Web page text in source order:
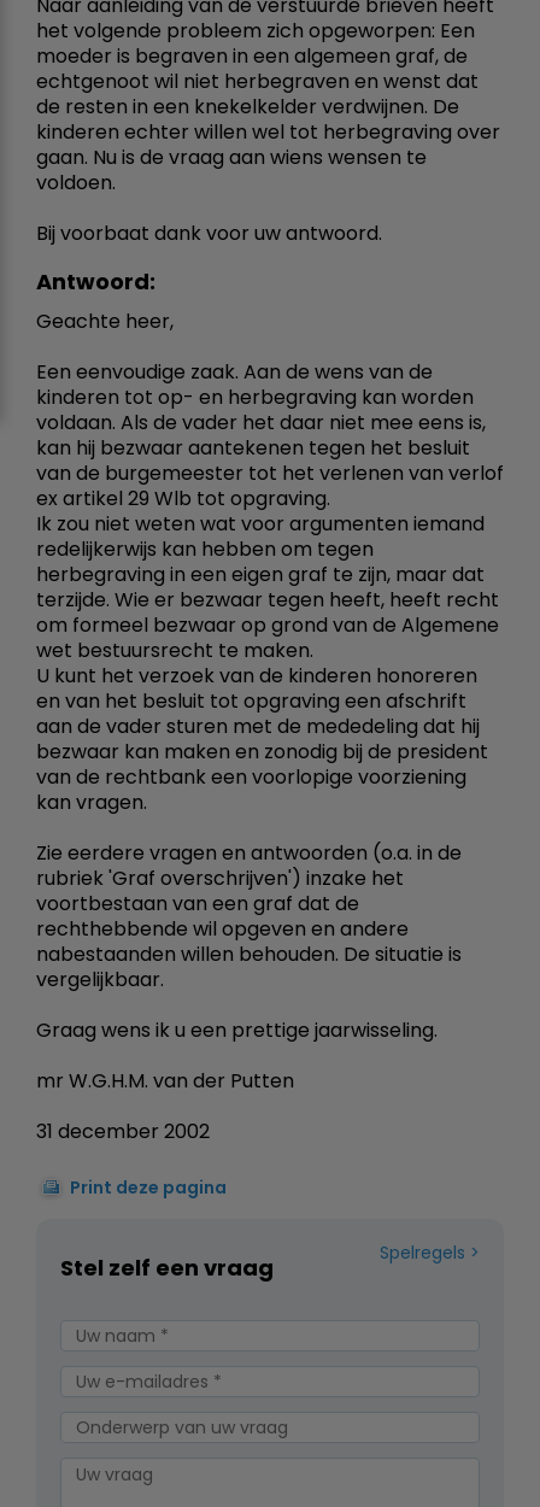
het volgende probleem zich opgeworpen: Een
moeder is begraven in een algemeen graf, de
echtgenoot wil niet herbegraven en wenst dat
de resten in een knekelkelder verdwijnen. De
kinderen echter willen wel tot herbegraving over
gaan. Nu is de vraag aan wiens wensen te
voldoen.
Bij voorbaat dank voor uw antwoord.
Antwoord:
Geachte heer,
Een eenvoudige zaak. Aan de wens van de
kinderen tot op- en herbegraving kan worden
voldaan. Als de vader het daar niet mee eens is,
kan hij bezwaar aantekenen tegen het besluit
van de burgemeester tot het verlenen van verlof
ex artikel 29 Wlb tot opgraving.
Ik zou niet weten wat voor argumenten iemand
redelijkerwijs kan hebben om tegen
herbegraving in een eigen graf te zijn, maar dat
terzijde. Wie er bezwaar tegen heeft, heeft recht
om formeel bezwaar op grond van de Algemene
wet bestuursrecht te maken.
U kunt het verzoek van de kinderen honoreren
en van het besluit tot opgraving een afschrift
aan de vader sturen met de mededeling dat hij
bezwaar kan maken en zonodig bij de president
van de rechtbank een voorlopige voorziening
kan vragen.
Zie eerdere vragen en antwoorden (o.a. in de
rubriek 'Graf overschrijven') inzake het
voortbestaan van een graf dat de
rechthebbende wil opgeven en andere
nabestaanden willen behouden. De situatie is
vergelijkbaar.
Graag wens ik u een prettige jaarwisseling.
mr W.G.H.M. van der Putten
31 december 2002
Print deze pagina
Spelregels
Stel zelf een vraag